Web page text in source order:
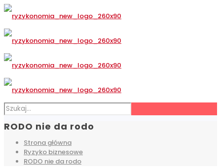
RODO nie da rodo
Strona główna
Ryzyko biznesowe
RODO nie da rodo